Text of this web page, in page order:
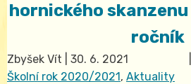
hornického
ročník
Zbyšek Vít 30. 6. 2021 |
Školní rok 2020/2021, Aktuality